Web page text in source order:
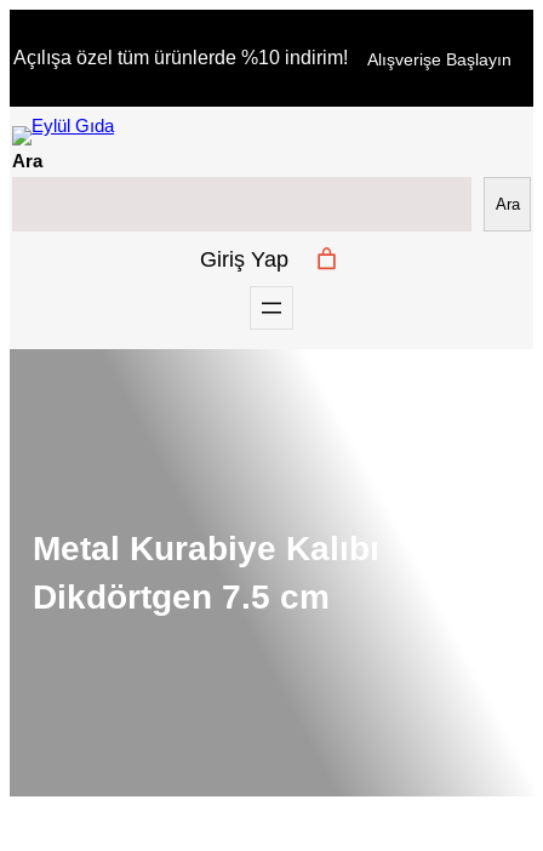
geç
Açılışa özel tüm ürünlerde %10 indirim! Alışverişe Başlayın
Ara
Ara
Giriş Yap
Metal Kurabiye Kalıbı
Dikdörtgen 7.5 cm